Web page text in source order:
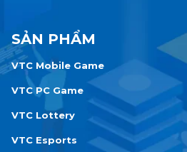
SẢN PHẨM
VTC Mobile Game
VTC PC Game
VTC Lottery
VTC Esports